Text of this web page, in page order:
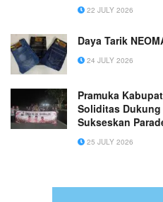
22 JULY 2026
Daya Tarik
24 JULY 2026
Pramuka
Soliditas
Sukseskan
25 JULY 2026